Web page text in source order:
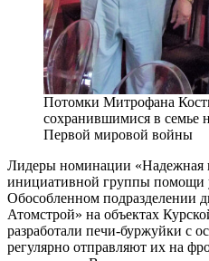
Потомки Митрофана
сохранившимися в семье
Первой мировой войны
Лидеры номинации
инициативной группы
Обособленном
Атомстрой» на объектах
разработали печи-буржуйки с
регулярно отправляют их на